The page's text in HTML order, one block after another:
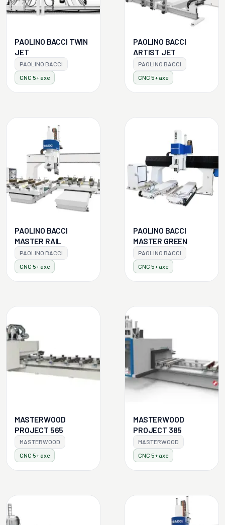
PAOLINO BACCI TWIN
JET
PAOLINO BACCI
CNC 5+ axe
PAOLINO BACCI
ARTIST JET
PAOLINO BACCI
CNC 5+ axe
PAOLINO BACCI
MASTER RAIL
PAOLINO BACCI
CNC 5+ axe
PAOLINO BACCI
MASTER GREEN
PAOLINO BACCI
CNC 5+ axe
MASTERWOOD
PROJECT 565
MASTERWOOD
CNC 5+ axe
MASTERWOOD
PROJECT 385
MASTERWOOD
CNC 5+ axe